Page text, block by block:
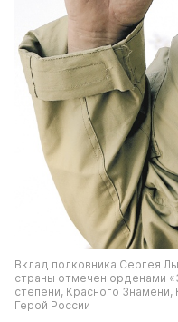
Вклад полковника Сергея
страны отмечен орденами
степени, Красного
Герой России